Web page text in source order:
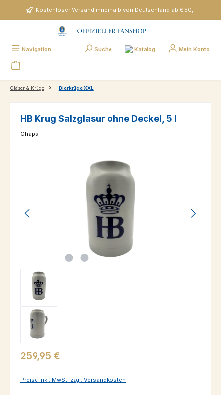
Zum Hauptinhalt springenKostenloser Versand innerhalb von Deutschland ab € 50,-
Navigation Suche Katalog Mein Konto
Gläser & Krüge Bierkrüge XXL
HB Krug Salzglasur ohne Deckel, 5 l
Chaps
Regulärer Preis:
259,95 €
Preise inkl. MwSt. zzgl. Versandkosten